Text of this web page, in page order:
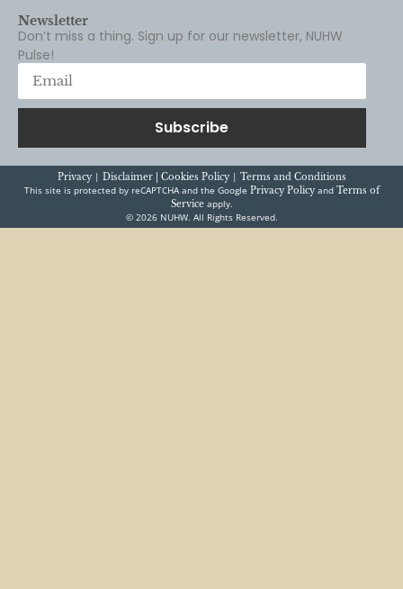
Newsletter
Don’t miss a thing. Sign up for our newsletter, NUHW
Pulse!
Subscribe
Privacy| Disclaimer | Cookies Policy| Terms and Conditions
This site is protected by reCAPTCHA and the Google Privacy Policyand Terms of
Serviceapply.
© 2026 NUHW. All Rights Reserved.